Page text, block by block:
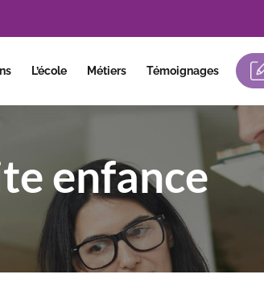
L’école Métiers Témoignages
enfance